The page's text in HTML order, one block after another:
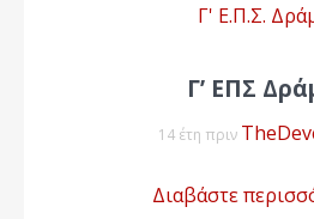
Γ' Ε.Π.Σ.
Γ’ ΕΠΣ
14 έτη πριν
Διαβάστε